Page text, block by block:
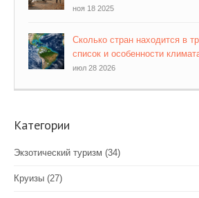
ноя 18 2025
Сколько стран находится в
список и особенности
июл 28 2026
Категории
Экзотический туризм (34)
Круизы (27)